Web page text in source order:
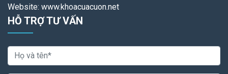
Website: www.khoacuacuon.net
HỖ TRỢ TƯ VẤN